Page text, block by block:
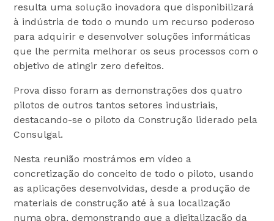
resulta uma solução inovadora que disponibilizará
à indústria de todo o mundo um recurso poderoso
para adquirir e desenvolver soluções informáticas
que lhe permita melhorar os seus processos com o
objetivo de atingir zero defeitos.
Prova disso foram as demonstrações dos quatro
pilotos de outros tantos setores industriais,
destacando-se o piloto da Construção liderado pela
Consulgal.
Nesta reunião mostrámos em vídeo a
concretização do conceito de todo o piloto, usando
as aplicações desenvolvidas, desde a produção de
materiais de construção até à sua localização
numa obra, demonstrando que a digitalização da